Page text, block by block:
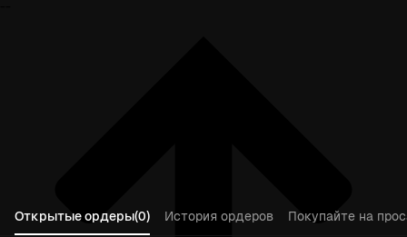
Открытые ордеры(0) История ордеров
Покупайте на